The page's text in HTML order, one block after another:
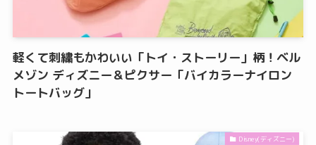
軽くて刺繍もかわいい「トイ・ストーリー」柄！ベル
メゾン ディズニー＆ピクサー「バイカラーナイロン
トートバッグ」
Disney(ディズニー)